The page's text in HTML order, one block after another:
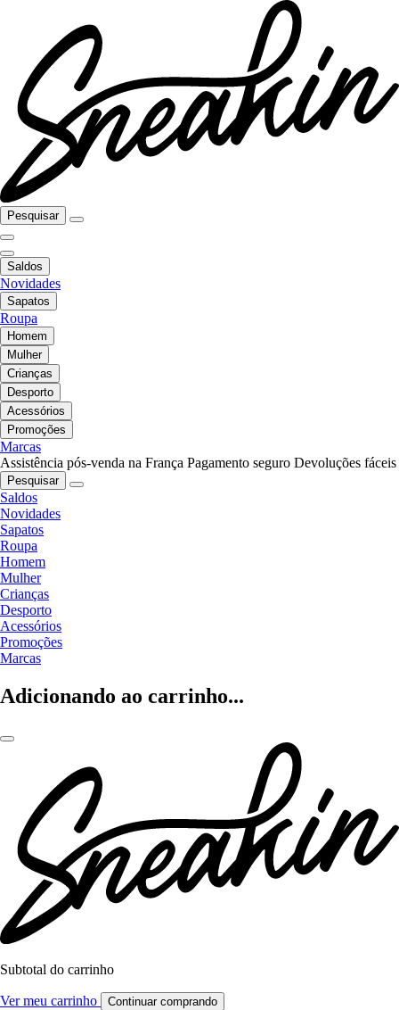
Pesquisar
Saldos
Novidades
Sapatos
Roupa
Homem
Mulher
Crianças
Desporto
Acessórios
Promoções
Marcas
Assistência pós-venda na França Pagamento seguro Devoluções fáceis
Pesquisar
Saldos
Novidades
Sapatos
Roupa
Homem
Mulher
Crianças
Desporto
Acessórios
Promoções
Marcas
Adicionando ao carrinho...
Subtotal do carrinho
Ver meu carrinho Continuar comprando